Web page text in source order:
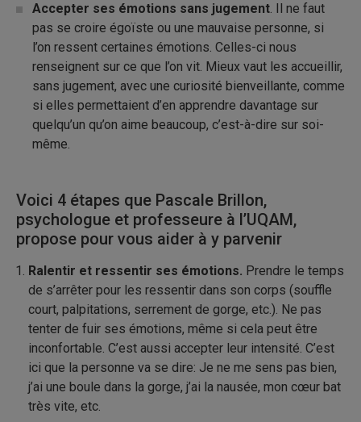
Accepter ses émotions sans jugement. Il ne faut
pas se croire égoïste ou une mauvaise personne, si
l’on ressent certaines émotions. Celles-ci nous
renseignent sur ce que l’on vit. Mieux vaut les accueillir,
sans jugement, avec une curiosité bienveillante, comme
si elles permettaient d’en apprendre davantage sur
quelqu’un qu’on aime beaucoup, c’est-à-dire sur soi-
même.
Voici 4 étapes que Pascale Brillon,
psychologue et professeure à l’UQAM,
propose pour vous aider à y parvenir
Ralentir et ressentir ses émotions. Prendre le temps
de s’arrêter pour les ressentir dans son corps (souffle
court, palpitations, serrement de gorge, etc.). Ne pas
tenter de fuir ses émotions, même si cela peut être
inconfortable. C’est aussi accepter leur intensité. C’est
ici que la personne va se dire: Je ne me sens pas bien,
j’ai une boule dans la gorge, j’ai la nausée, mon cœur bat
très vite, etc.